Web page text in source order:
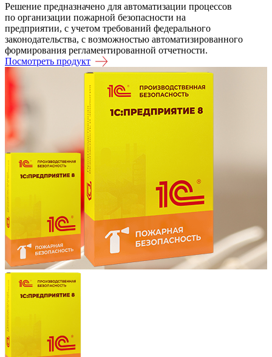
Решение предназначено для автоматизации процессов
по организации пожарной безопасности на
предприятии, с учетом требований федерального
законодательства, с возможностью автоматизированного
формирования регламентированной отчетности.
Посмотреть продукт